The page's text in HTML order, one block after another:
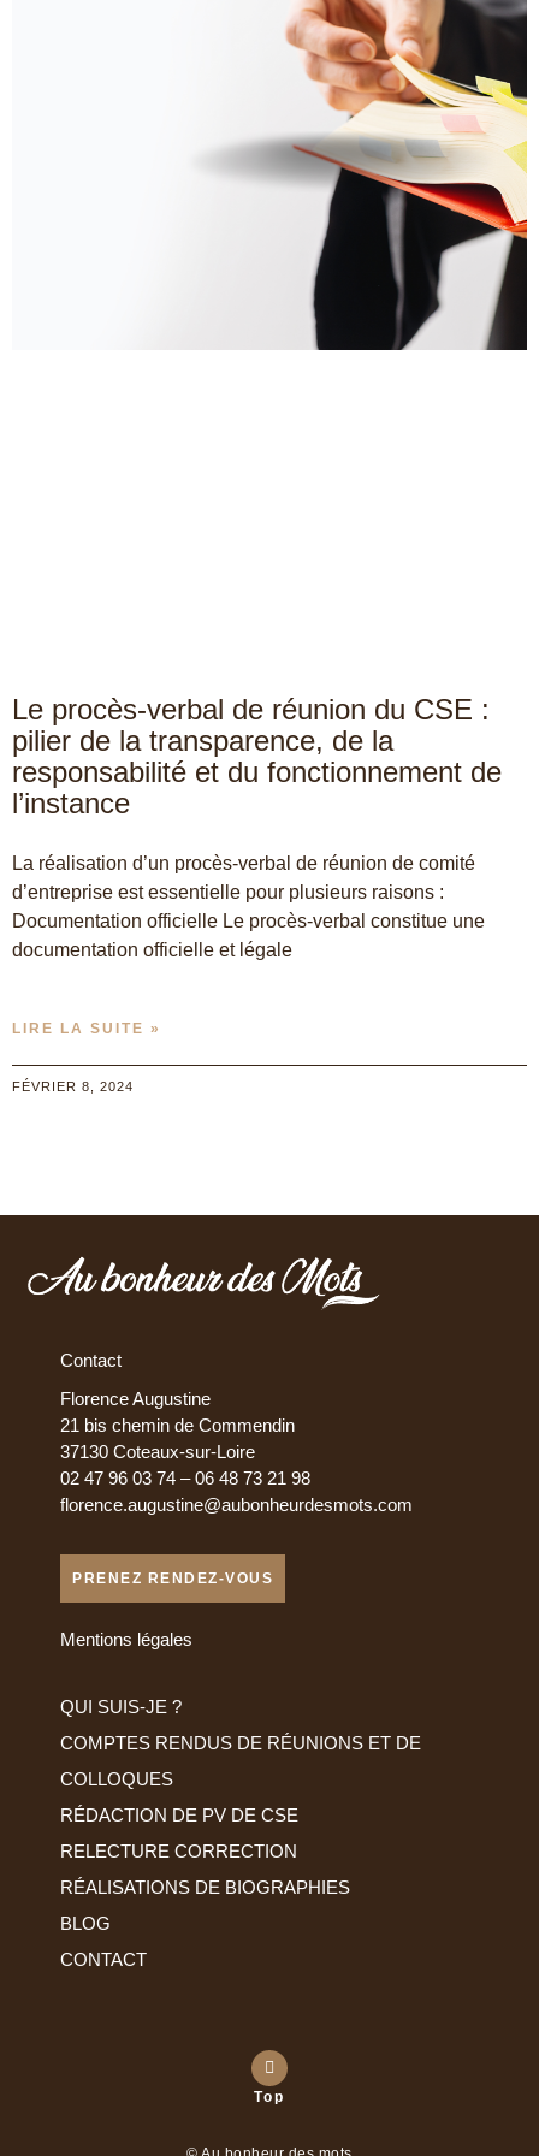
Le procès-verbal de réunion du CSE :
pilier de la transparence, de la
responsabilité et du fonctionnement de
l’instance
La réalisation d’un procès-verbal de réunion de comité
d’entreprise est essentielle pour plusieurs raisons :
Documentation officielle Le procès-verbal constitue une
documentation officielle et légale
LIRE LA SUITE »
FÉVRIER 8, 2024
Contact
Florence Augustine
21 bis chemin de Commendin
37130 Coteaux-sur-Loire
02 47 96 03 74 – 06 48 73 21 98
florence.augustine@aubonheurdesmots.com
PRENEZ RENDEZ-VOUS
Mentions légales
QUI SUIS-JE ?
COMPTES RENDUS DE RÉUNIONS ET DE
COLLOQUES
RÉDACTION DE PV DE CSE
RELECTURE CORRECTION
RÉALISATIONS DE BIOGRAPHIES
BLOG
CONTACT
Top